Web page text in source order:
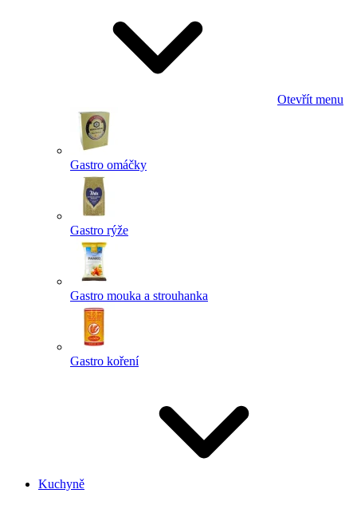
Otevřít menu
Gastro omáčky
Gastro rýže
Gastro mouka a strouhanka
Gastro koření
Kuchyně